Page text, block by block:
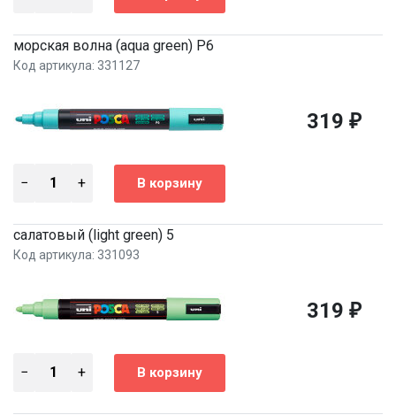
морская волна (aqua green) P6
Код артикула: 331127
319 ₽
салатовый (light green) 5
Код артикула: 331093
319 ₽